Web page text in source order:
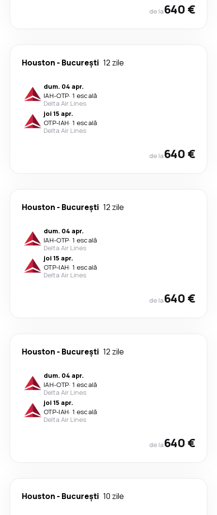
de la640 €
Houston - București 12 zile
dum. 04 apr.
IAH-OTP· 1 escală
Delta Air Lines
joi 15 apr.
OTP-IAH· 1 escală
Delta Air Lines
de la640 €
Houston - București 12 zile
dum. 04 apr.
IAH-OTP· 1 escală
Delta Air Lines
joi 15 apr.
OTP-IAH· 1 escală
Delta Air Lines
de la640 €
Houston - București 12 zile
dum. 04 apr.
IAH-OTP· 1 escală
Delta Air Lines
joi 15 apr.
OTP-IAH· 1 escală
Delta Air Lines
de la640 €
Houston - București 10 zile